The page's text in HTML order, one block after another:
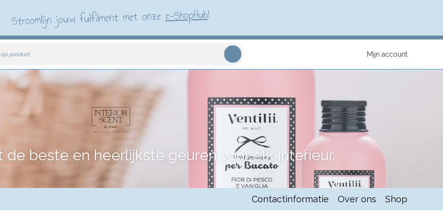
Stroomlijn jouw fulfilment met onzee-ShopHub!
op product Mijn account
de beste en heerlijkste geuren voor elk interieur.
Contactinformatie Over ons Shop